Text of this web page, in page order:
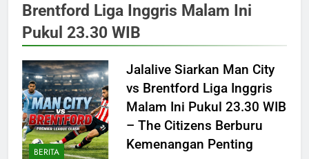
Brentford Liga Inggris Malam Ini
Pukul 23.30 WIB
BERITA
Jalalive Siarkan Man City
vs Brentford Liga Inggris
Malam Ini Pukul 23.30 WIB
– The Citizens Berburu
Kemenangan Penting